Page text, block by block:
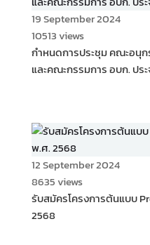
19 September 2024
10513 views
กำหนดการประชุม คณะอนุ
และคณะกรรมการ อบก. ป
12 September 2024
8635 views
รับสมัครโครงการต้นแบบ
2568